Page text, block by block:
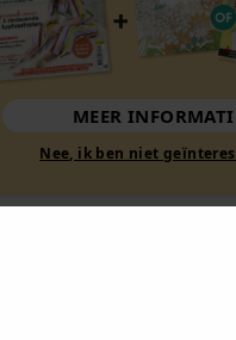
MEER
Nee, ik ben niet